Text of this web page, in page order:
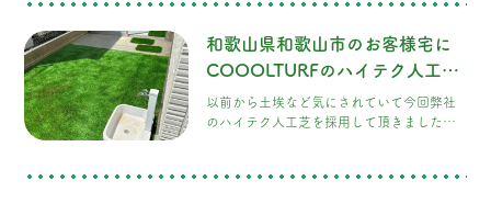
す。 最終確認はご家族で、大変喜んで頂き
和歌山県和歌山市のお客様宅に
COOOLTURFのハイテク人工芝
を施工させて頂きました！
以前から土埃など気にされていて今回弊社
のハイテク人工芝を採用して頂きました。